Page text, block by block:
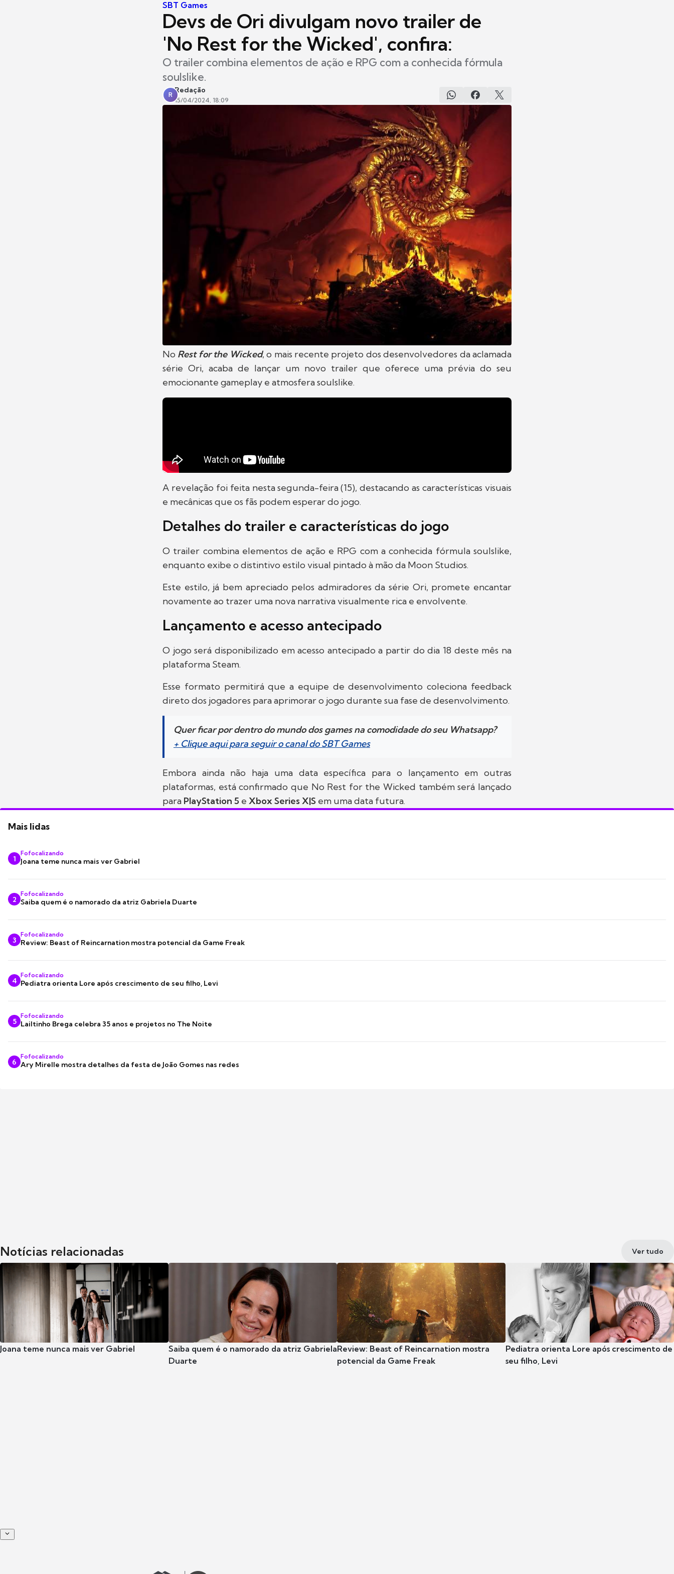
SBT Games
Devs de Ori divulgam novo trailer de
'No Rest for the Wicked', confira:
O trailer combina elementos de ação e RPG com a conhecida fórmula
soulslike.
R
Redação
15/04/2024, 18:09
No Rest for the Wicked, o mais recente projeto dos desenvolvedores da aclamada
série Ori, acaba de lançar um novo trailer que oferece uma prévia do seu
emocionante gameplay e atmosfera soulslike.
A revelação foi feita nesta segunda-feira (15), destacando as características visuais
e mecânicas que os fãs podem esperar do jogo.
Detalhes do trailer e características do jogo
O trailer combina elementos de ação e RPG com a conhecida fórmula soulslike,
enquanto exibe o distintivo estilo visual pintado à mão da Moon Studios.
Este estilo, já bem apreciado pelos admiradores da série Ori, promete encantar
novamente ao trazer uma nova narrativa visualmente rica e envolvente.
Lançamento e acesso antecipado
O jogo será disponibilizado em acesso antecipado a partir do dia 18 deste mês na
plataforma Steam.
Esse formato permitirá que a equipe de desenvolvimento coleciona feedback
direto dos jogadores para aprimorar o jogo durante sua fase de desenvolvimento.
Quer ficar por dentro do mundo dos games na comodidade do seu Whatsapp?
+ Clique aqui para seguir o canal do SBT Games
Embora ainda não haja uma data específica para o lançamento em outras
plataformas, está confirmado que No Rest for the Wicked também será lançado
para PlayStation 5 e Xbox Series X|S em uma data futura.
Mais lidas
1
Fofocalizando
Joana teme nunca mais ver Gabriel
2
Fofocalizando
Saiba quem é o namorado da atriz Gabriela Duarte
3
Fofocalizando
Review: Beast of Reincarnation mostra potencial da Game Freak
4
Fofocalizando
Pediatra orienta Lore após crescimento de seu filho, Levi
5
Fofocalizando
Lailtinho Brega celebra 35 anos e projetos no The Noite
6
Fofocalizando
Ary Mirelle mostra detalhes da festa de João Gomes nas redes
Notícias relacionadas Ver tudo
Joana teme nunca mais ver Gabriel
Saiba quem é o namorado da atriz Gabriela
Duarte
Review: Beast of Reincarnation mostra
potencial da Game Freak
Pediatra orienta Lore após crescimento de
seu filho, Levi